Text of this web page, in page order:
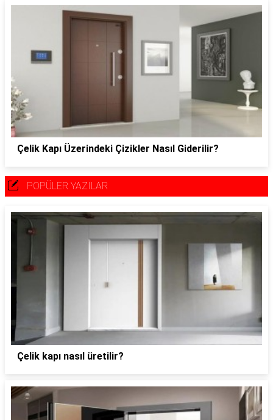
Çelik Kapı Üzerindeki Çizikler Nasıl Giderilir?
POPÜLER YAZILAR
Çelik kapı nasıl üretilir?